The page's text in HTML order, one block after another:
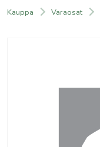
Kauppa Varaosat